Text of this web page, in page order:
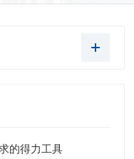
的得力工具